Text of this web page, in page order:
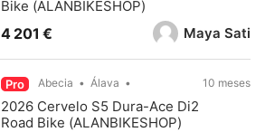
Maya Sati
Bike (ALANBIKESHOP)
4 201 €
Pro Abecia Álava 10 meses
2026 Cervelo S5 Dura-Ace Di2
Road Bike (ALANBIKESHOP)